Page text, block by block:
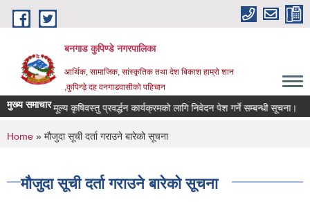
Skip to main content
बनगाड कुपिण्डे नगरपालिका
आर्थिक, सामाजिक, सांस्कृतिक तथा देश बिकाश हाम्रो शान
,कुपिन्ड़े दह वनगाडवासीको पहिचान
मुख्य समाचार
उच्च मूल्य कृषिवस्तु प्रवर्द्धन कार्यक्रमको लागि निवेदन पेश गर्ने सम्बन्धी सूचना।
You are here
Home » मौजुदा सूची दर्ता गराउने बारेको सूचना
मौजुदा सूची दर्ता गराउने बारेको सूचना